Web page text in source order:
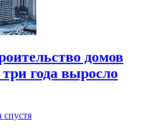
домов
три года выросло
спустя